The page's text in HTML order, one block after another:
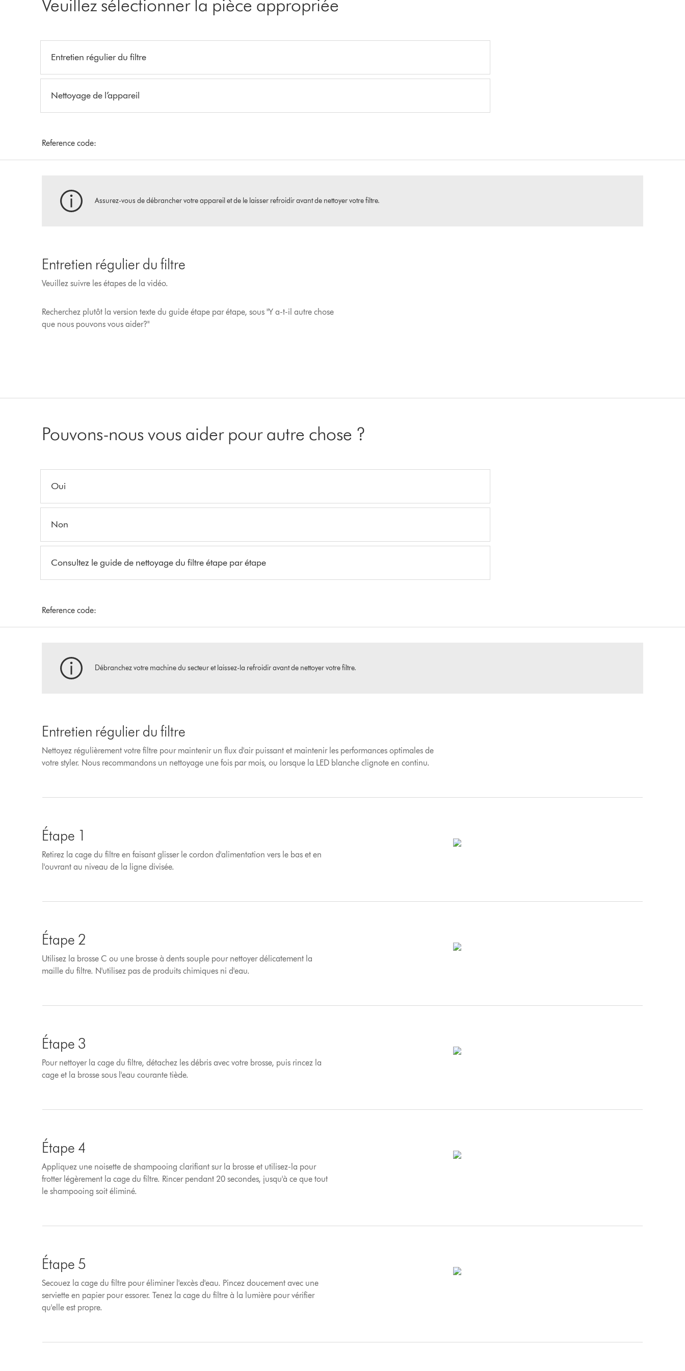
Veuillez sélectionner la pièce appropriée
Entretien régulier du filtre
Nettoyage de l’appareil
Reference code:
Assurez-vous de débrancher votre appareil et de le laisser refroidir avant de nettoyer votre filtre.
Entretien régulier du filtre
Veuillez suivre les étapes de la vidéo.
Recherchez plutôt la version texte du guide étape par étape, sous "Y a-t-il autre chose
que nous pouvons vous aider?"
Pouvons-nous vous aider pour autre chose ?
Oui
Non
Consultez le guide de nettoyage du filtre étape par étape
Reference code:
Débranchez votre machine du secteur et laissez-la refroidir avant de nettoyer votre filtre.
Entretien régulier du filtre
Nettoyez régulièrement votre filtre pour maintenir un flux d'air puissant et maintenir les performances optimales de
votre styler. Nous recommandons un nettoyage une fois par mois, ou lorsque la LED blanche clignote en continu.
Étape 1
Retirez la cage du filtre en faisant glisser le cordon d'alimentation vers le bas et en
l'ouvrant au niveau de la ligne divisée.
Étape 2
Utilisez la brosse C ou une brosse à dents souple pour nettoyer délicatement la
maille du filtre. N'utilisez pas de produits chimiques ni d'eau.
Étape 3
Pour nettoyer la cage du filtre, détachez les débris avec votre brosse, puis rincez la
cage et la brosse sous l'eau courante tiède.
Étape 4
Appliquez une noisette de shampooing clarifiant sur la brosse et utilisez-la pour
frotter légèrement la cage du filtre. Rincer pendant 20 secondes, jusqu'à ce que tout
le shampooing soit éliminé.
Étape 5
Secouez la cage du filtre pour éliminer l'excès d'eau. Pincez doucement avec une
serviette en papier pour essorer. Tenez la cage du filtre à la lumière pour vérifier
qu'elle est propre.